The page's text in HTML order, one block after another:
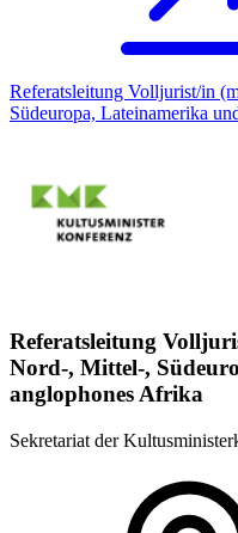
Referatsleitung Volljurist/in
Südeuropa, Lateinamerika
Referatsleitung
Nord-, Mittel-,
anglophones Afrika
Sekretariat der